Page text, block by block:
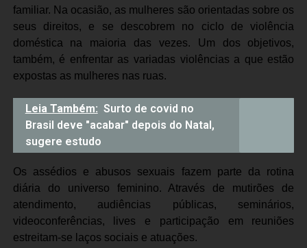
familiar. Na ocasião, as mulheres são orientadas sobre os
seus direitos, e se descobrem no ciclo de violência
doméstica na maioria das vezes. Um dos objetivos,
também, é enfrentar as variadas violências a que estão
expostas as mulheres nas ruas.
Leia Também: Surto de covid no
Brasil deve "acabar" depois do Natal,
sugere estudo
Os assédios e abusos sexuais fazem parte da rotina
diária do universo feminino. Através de mutirões de
atendimento, audiências públicas, seminários,
videoconferências, lives e participação em reuniões
estreitam-se laços sociais e atuações.